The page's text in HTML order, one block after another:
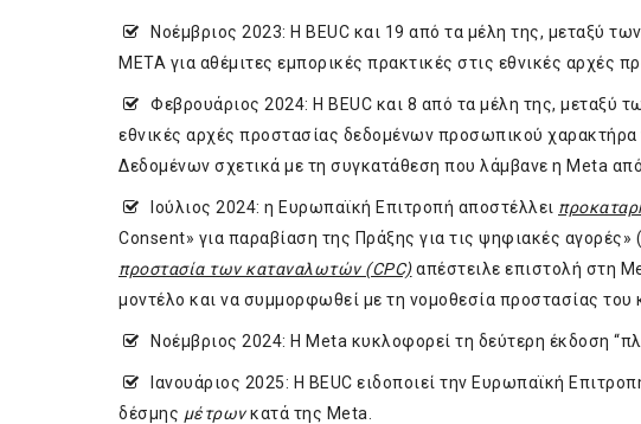
Νοέμβριος 2023: Η BEUC και 19 από τα μέλη της, μεταξύ
ΜΕΤΑ για αθέμιτες εμπορικές πρακτικές στις εθνικές αρχές
Φεβρουάριος 2024: Η BEUC και 8 από τα μέλη της, μεταξύ
εθνικές αρχές προστασίας δεδομένων προσωπικού
Δεδομένων σχετικά με τη συγκατάθεση που λάμβανε η Meta
Ιούλιος 2024: η Ευρωπαϊκή Επιτροπή αποστέλλει
Consent» για παραβίαση της Πράξης για τις ψηφιακές αγορές»
προστασία των καταναλωτών (CPC)απέστειλε επιστολή στη
μοντέλο και να συμμορφωθεί με τη νομοθεσία προστασίας του
Νοέμβριος 2024: Η Meta κυκλοφορεί τη δεύτερη έκδοση
Ιανουάριος 2025: Η BEUC ειδοποιεί την Ευρωπαϊκή
δέσμης μέτρωνκατά της Meta.